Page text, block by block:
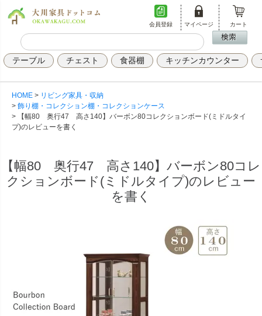
会員登録 マイページ カート
テーブル チェスト 食器棚 キッチンカウンター
HOME
リビング家具・収納
飾り棚・コレクション棚・コレクションケース
【幅80 奥行47 高さ140】バーボン80コレクションボード(ミドルタイ
プ)のレビューを書く
【幅80 奥行47 高さ140】バーボン80コレ
クションボード(ミドルタイプ)のレビュー
を書く